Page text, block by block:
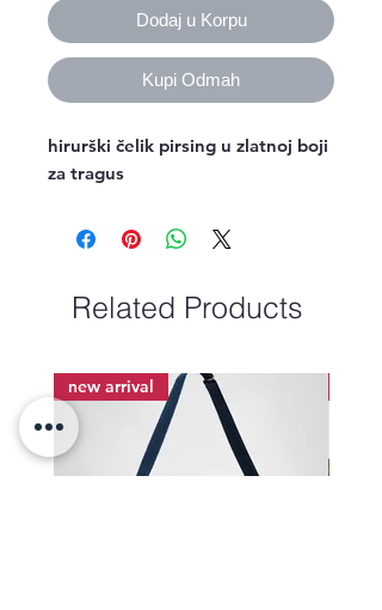
Dodaj u Korpu
Kupi Odmah
hirurški čelik pirsing u zlatnoj boji
za tragus
Related Products
new arrival